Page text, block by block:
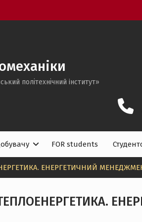
політехнічний iнститут»
FOR students
ЕНЕРГЕТИЧНИЙ